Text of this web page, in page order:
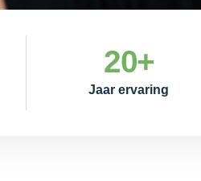
Jaar ervaring
20+